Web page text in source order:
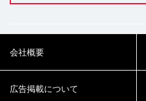
会社概要
広告掲載について